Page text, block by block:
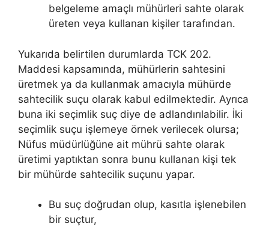
belgeleme amaçlı mühürleri sahte olarak
üreten veya kullanan kişiler tarafından.
Yukarıda belirtilen durumlarda TCK 202.
Maddesi kapsamında, mühürlerin sahtesini
üretmek ya da kullanmak amacıyla mühürde
sahtecilik suçu olarak kabul edilmektedir. Ayrıca
buna iki seçimlik suç diye de adlandırılabilir. İki
seçimlik suçu işlemeye örnek verilecek olursa;
Nüfus müdürlüğüne ait mührü sahte olarak
üretimi yaptıktan sonra bunu kullanan kişi tek
bir mühürde sahtecilik suçunu yapar.
Bu suç doğrudan olup, kasıtla işlenebilen
bir suçtur,